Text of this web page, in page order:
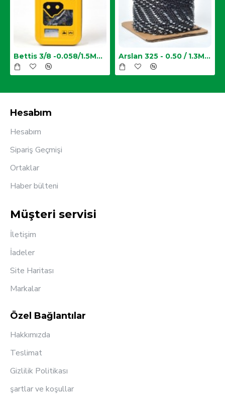
Bettis 3/8 -0.058/1.5MM-34 Diş Testere Zinciri Arslan 325 - 0.50 / 1.3MM Top Zincir
Hesabım
Hesabım
Sipariş Geçmişi
Ortaklar
Haber bülteni
Müşteri servisi
İletişim
İadeler
Site Haritası
Markalar
Özel Bağlantılar
Hakkımızda
Teslimat
Gizlilik Politikası
şartlar ve koşullar